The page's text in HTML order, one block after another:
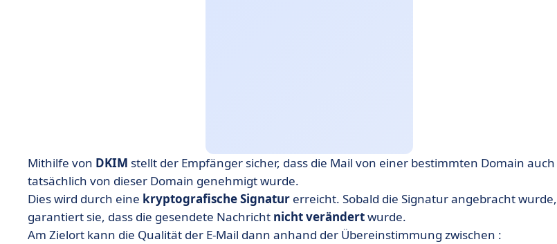
Mithilfe von DKIM stellt der Empfänger sicher, dass die Mail von einer bestimmten Domain auch
tatsächlich von dieser Domain genehmigt wurde.
Dies wird durch eine kryptografischeSignatur erreicht. Sobald die Signatur angebracht wurde,
garantiert sie, dass die gesendete Nachricht nichtverändertwurde.
Am Zielort kann die Qualität der E-Mail dann anhand der Übereinstimmung zwischen :